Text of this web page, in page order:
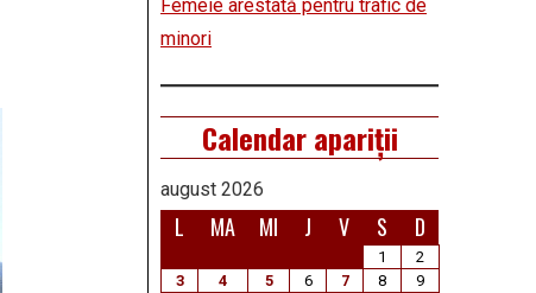
Femeie arestată pentru trafic de
minori
Calendar apariții
august 2026
L MA MI J V S D
1
2
3
4 5 6 7 8
9